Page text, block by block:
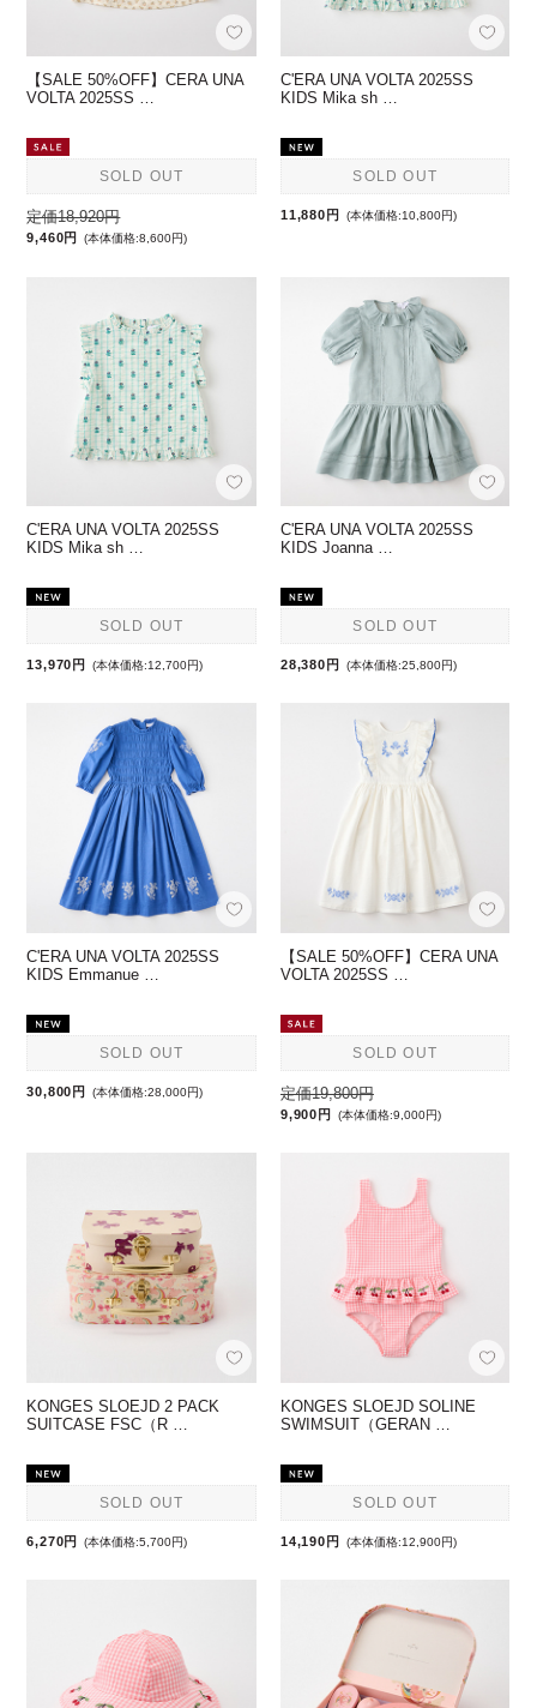
【SALE 50%OFF】CERA UNA
VOLTA 2025SS …
SOLD OUT
定価18,920円
9,460円 (本体価格:8,600円)
C'ERA UNA VOLTA 2025SS
KIDS Mika sh …
SOLD OUT
11,880円 (本体価格:10,800円)
C'ERA UNA VOLTA 2025SS
KIDS Mika sh …
SOLD OUT
13,970円 (本体価格:12,700円)
C'ERA UNA VOLTA 2025SS
KIDS Joanna …
SOLD OUT
28,380円 (本体価格:25,800円)
C'ERA UNA VOLTA 2025SS
KIDS Emmanue …
SOLD OUT
30,800円 (本体価格:28,000円)
【SALE 50%OFF】CERA UNA
VOLTA 2025SS …
SOLD OUT
定価19,800円
9,900円 (本体価格:9,000円)
KONGES SLOEJD 2 PACK
SUITCASE FSC（R …
SOLD OUT
6,270円 (本体価格:5,700円)
KONGES SLOEJD SOLINE
SWIMSUIT（GERAN …
SOLD OUT
14,190円 (本体価格:12,900円)